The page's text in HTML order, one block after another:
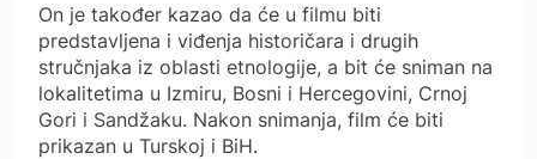
On je također kazao da će u filmu biti
predstavljena i viđenja historičara i drugih
stručnjaka iz oblasti etnologije, a bit će sniman na
lokalitetima u Izmiru, Bosni i Hercegovini, Crnoj
Gori i Sandžaku. Nakon snimanja, film će biti
prikazan u Turskoj i BiH.